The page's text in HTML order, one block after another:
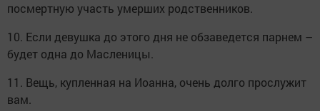
посмертную участь умерших родственников.
10. Если девушка до этого дня не обзаведется парнем –
будет одна до Масленицы.
11. Вещь, купленная на Иоанна, очень долго прослужит
вам.